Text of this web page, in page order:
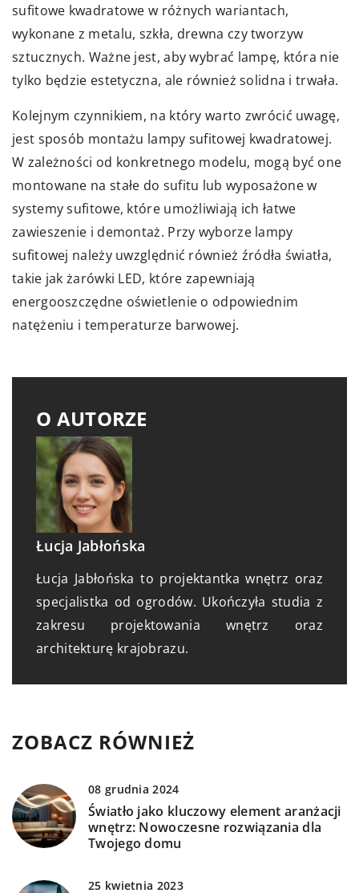
sufitowe kwadratowe w różnych wariantach,
wykonane z metalu, szkła, drewna czy tworzyw
sztucznych. Ważne jest, aby wybrać lampę, która nie
tylko będzie estetyczna, ale również solidna i trwała.
Kolejnym czynnikiem, na który warto zwrócić uwagę,
jest sposób montażu lampy sufitowej kwadratowej.
W zależności od konkretnego modelu, mogą być one
montowane na stałe do sufitu lub wyposażone w
systemy sufitowe, które umożliwiają ich łatwe
zawieszenie i demontaż. Przy wyborze lampy
sufitowej należy uwzględnić również źródła światła,
takie jak żarówki LED, które zapewniają
energooszczędne oświetlenie o odpowiednim
natężeniu i temperaturze barwowej.
O AUTORZE
Łucja Jabłońska
Łucja Jabłońska to projektantka wnętrz oraz
specjalistka od ogrodów. Ukończyła studia z
zakresu projektowania wnętrz oraz
architekturę krajobrazu.
ZOBACZ RÓWNIEŻ
08 grudnia 2024
Światło jako kluczowy element aranżacji
wnętrz: Nowoczesne rozwiązania dla
Twojego domu
25 kwietnia 2023